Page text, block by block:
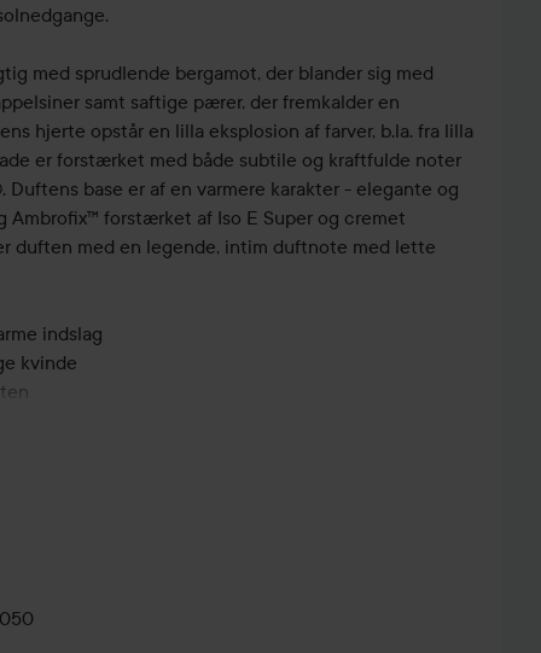
med sprudlende bergamot, der blander sig med
samt saftige pærer, der fremkalder en
hjerte opstår en lilla eksplosion af farver, b.la. fra lilla
er forstærket med både subtile og kraftfulde noter
base er af en varmere karakter - elegante og
Ambrofix™ forstærket af Iso E Super og cremet
duften med en legende, intim duftnote med lette
indslag
kvinde
pomarose®
Virginia Orpur®, Belambre®, Sylkoldie®